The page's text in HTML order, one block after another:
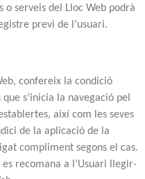
o serveis del Lloc Web podrà
previ de l’usuari.
confereix la condició
s’inicia la navegació pel
així com les seves
de la aplicació de la
compliment segons el cas.
recomana a l’Usuari llegir-